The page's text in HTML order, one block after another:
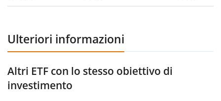
Ulteriori informazioni
Altri ETF con lo stesso obiettivo di
investimento